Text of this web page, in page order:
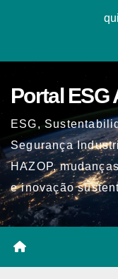
Portal ESG
ESG,
Segurança
HAZOP,
e inovação